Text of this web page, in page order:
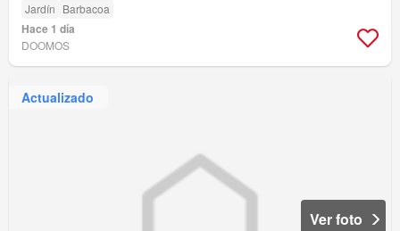
Jardín Barbacoa
Hace 1 día
DOOMOS
Actualizado
Ver foto